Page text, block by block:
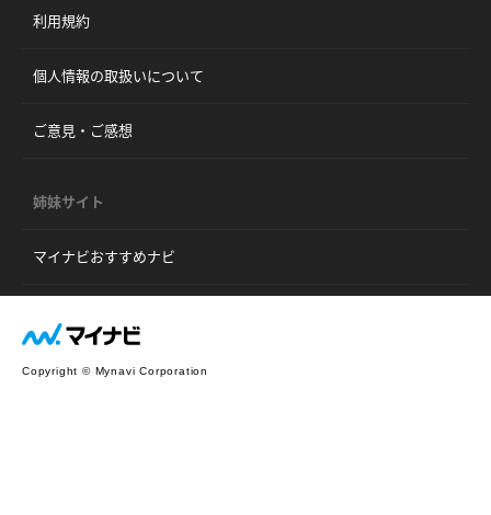
利用規約
個人情報の取扱いについて
ご意見・ご感想
姉妹サイト
マイナビおすすめナビ
Copyright © Mynavi Corporation